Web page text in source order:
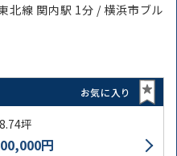
北線 関内駅 1分 / 横浜市ブル
お気に入り
坪
円